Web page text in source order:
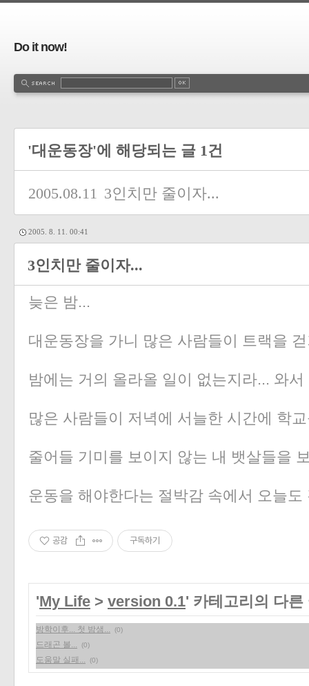
Do it now!
'대운동장'에 해당되는 글 1건
2005.08.11 3인치만 줄이자...
2005. 8. 11. 00:41
3인치만 줄이자...
늦은 밤...
대운동장을 가니 많은 사람들이 트랙을
밤에는 거의 올라올 일이 없는지라... 와
많은 사람들이 저녁에 서늘한 시간에 학
줄어들 기미를 보이지 않는 내 뱃살들을
운동을 해야한다는 절박감 속에서 오늘도
공감 구독하기
'My Life > version 0.1' 카테고리의 다른
방학이후... 첫 밤샘... (0)
드래곤 볼... (0)
도움말 실패... (0)